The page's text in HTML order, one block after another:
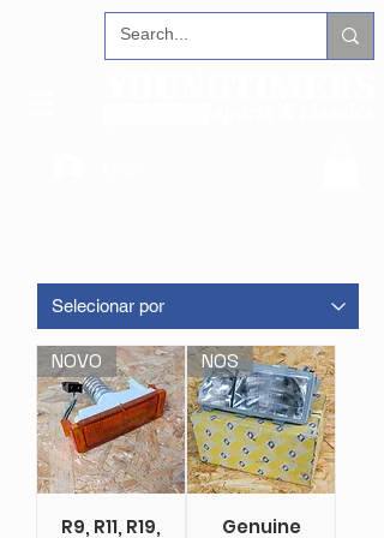
NOVO
R9, R11, R19,
NOS
Genuine